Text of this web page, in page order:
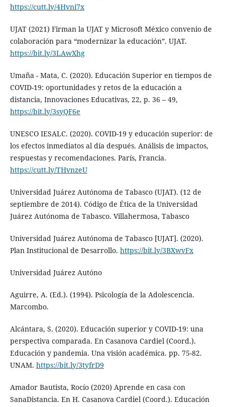
https://cutt.ly/4Hvni7x
UJAT (2021) Firman la UJAT y Microsoft México convenio de
colaboración para “modernizar la educación”. UJAT.
https://bit.ly/3LAwXhg
Umaña - Mata, C. (2020). Educación Superior en tiempos de
COVID-19: oportunidades y retos de la educación a
distancia, Innovaciones Educativas, 22, p. 36 – 49,
https://bit.ly/3syQF6e
UNESCO IESALC. (2020). COVID-19 y educación superior: de
los efectos inmediatos al día después. Análisis de impactos,
respuestas y recomendaciones. París, Francia.
https://cutt.ly/THvnzeU
Universidad Juárez Autónoma de Tabasco (UJAT). (12 de
septiembre de 2014). Código de Ética de la Universidad
Juárez Autónoma de Tabasco. Villahermosa, Tabasco
Universidad Juárez Autónoma de Tabasco [UJAT]. (2020).
Plan Institucional de Desarrollo. https://bit.ly/3BXwvFx
Universidad Juárez Autóno
Aguirre, A. (Ed.). (1994). Psicología de la Adolescencia.
Marcombo.
Alcántara, S. (2020). Educación superior y COVID-19: una
perspectiva comparada. En Casanova Cardiel (Coord.).
Educación y pandemia. Una visión académica. pp. 75-82.
UNAM. https://bit.ly/3tyfrD9
Amador Bautista, Rocío (2020) Aprende en casa con
SanaDistancia. En H. Casanova Cardiel (Coord.). Educación